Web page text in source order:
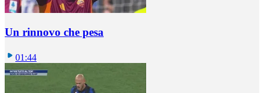
Un rinnovo che pesa
01:44